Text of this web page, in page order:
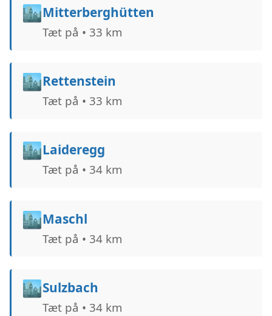
🏙️Mitterberghütten
Tæt på • 33 km
🏙️Rettenstein
Tæt på • 33 km
🏙️Laideregg
Tæt på • 34 km
🏙️Maschl
Tæt på • 34 km
🏙️Sulzbach
Tæt på • 34 km